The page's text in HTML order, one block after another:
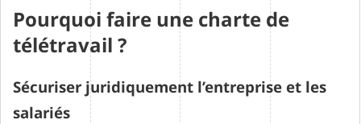
Pourquoi faire une charte de
télétravail ?
Sécuriser juridiquement l’entreprise et les
salariés